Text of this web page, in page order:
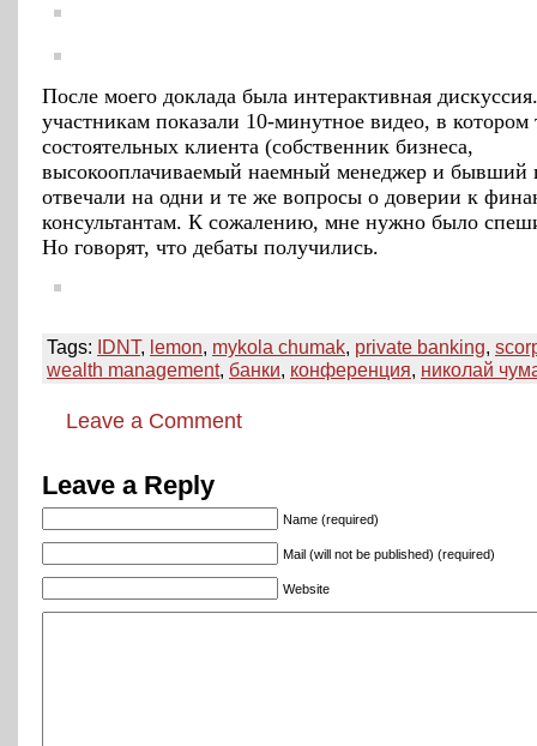
После моего доклада была интерактивная
участникам показали 10-минутное видео, в котором
состоятельных клиента (собственник бизнеса,
высокооплачиваемый наемный менеджер и бывший
отвечали на одни и те же вопросы о доверии к
консультантам. К сожалению, мне нужно было
Но говорят, что дебаты получились.
Tags: IDNT, lemon, mykola chumak, private banking,
wealth management, банки, конференция, николай
Leave a Comment
Leave a Reply
Name (required)
Mail (will not be published) (required)
Website